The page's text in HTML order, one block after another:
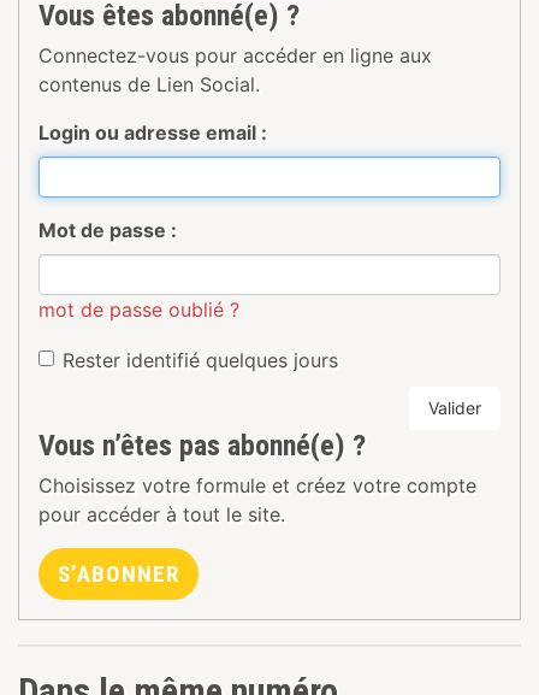
Vous êtes abonné(e) ?
Connectez-vous pour accéder en ligne aux
contenus de Lien Social.
Login ou adresse email :
Mot de passe :
mot de passe oublié ?
Rester identifié quelques jours
Valider
Vous n’êtes pas abonné(e) ?
Choisissez votre formule et créez votre compte
pour accéder à tout le site.
S’ABONNER